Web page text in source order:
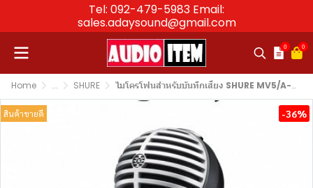
Tel: 092-479-5983 Email:
sales.adaysound@gmail.com
0 0
Home ... SHURE ไมโครโฟนสำหรับบันทึกเสียง SHURE MV5/A-G-LTG-A Record Microphone
สินค้าขายดี -36%